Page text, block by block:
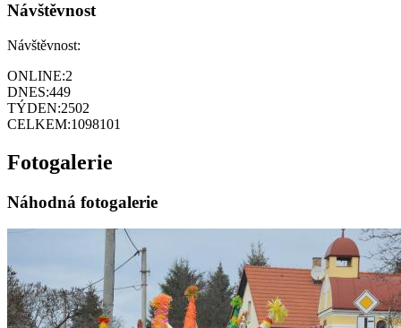
Návštěvnost
Návštěvnost:
ONLINE:2
DNES:449
TÝDEN:2502
CELKEM:1098101
Fotogalerie
Náhodná fotogalerie